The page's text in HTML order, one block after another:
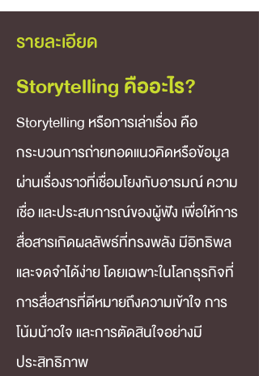
รายละเอียด
Storytelling คืออะไร?
Storytelling หรือการเล่าเรื่อง คือ
กระบวนการถ่ายทอดแนวคิดหรือข้อมูล
ผ่านเรื่องราวที่เชื่อมโยงกับอารมณ์ ความ
เชื่อ และประสบการณ์ของผู้ฟัง เพื่อให้การ
สื่อสารเกิดผลลัพธ์ที่ทรงพลัง มีอิทธิพล
และจดจำได้ง่าย โดยเฉพาะในโลกธุรกิจที่
การสื่อสารที่ดีหมายถึงความเข้าใจ การ
โน้มน้าวใจ และการตัดสินใจอย่างมี
ประสิทธิภาพ